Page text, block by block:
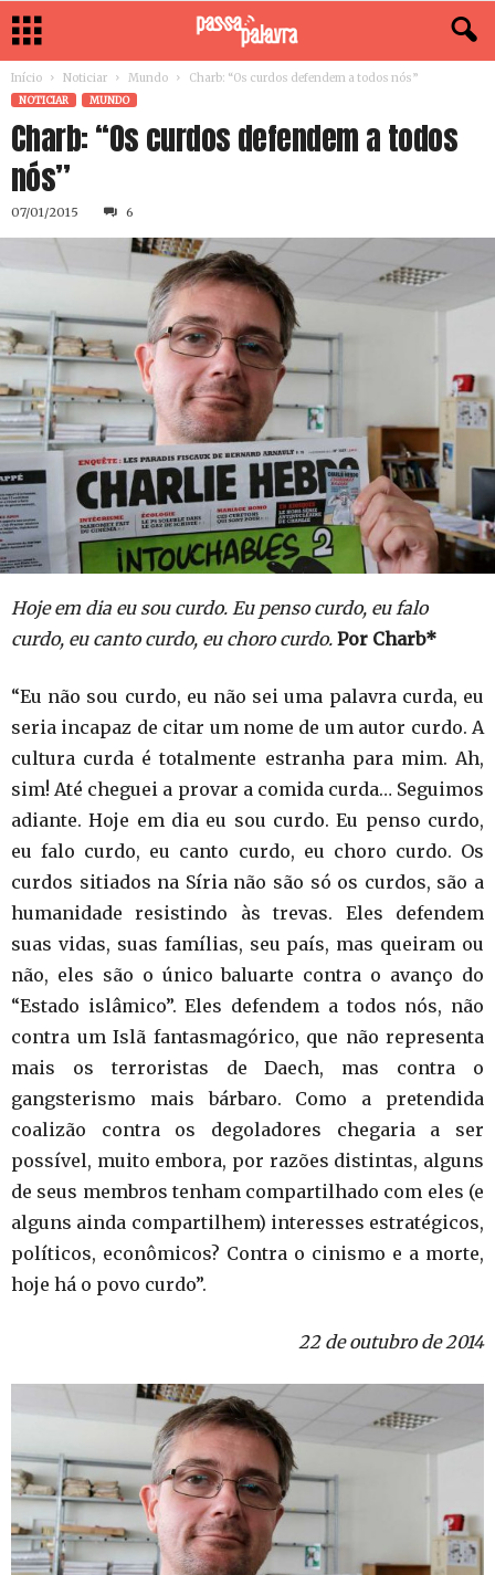
Início Noticiar Mundo Charb: “Os curdos defendem a todos nós”
NOTICIAR MUNDO
Charb: “Os curdos defendem a todos
nós”
07/01/2015 6
Hoje em dia eu sou curdo. Eu penso curdo, eu falo
curdo, eu canto curdo, eu choro curdo. Por Charb*
“Eu não sou curdo, eu não sei uma palavra curda, eu
seria incapaz de citar um nome de um autor curdo. A
cultura curda é totalmente estranha para mim. Ah,
sim! Até cheguei a provar a comida curda… Seguimos
adiante. Hoje em dia eu sou curdo. Eu penso curdo,
eu falo curdo, eu canto curdo, eu choro curdo. Os
curdos sitiados na Síria não são só os curdos, são a
humanidade resistindo às trevas. Eles defendem
suas vidas, suas famílias, seu país, mas queiram ou
não, eles são o único baluarte contra o avanço do
“Estado islâmico”. Eles defendem a todos nós, não
contra um Islã fantasmagórico, que não representa
mais os terroristas de Daech, mas contra o
gangsterismo mais bárbaro. Como a pretendida
coalizão contra os degoladores chegaria a ser
possível, muito embora, por razões distintas, alguns
de seus membros tenham compartilhado com eles (e
alguns ainda compartilhem) interesses estratégicos,
políticos, econômicos? Contra o cinismo e a morte,
hoje há o povo curdo”.
22 de outubro de 2014